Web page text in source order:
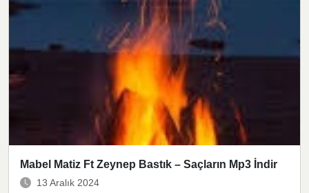
Mabel Matiz Ft Zeynep Bastık – Saçların Mp3 İndir
13 Aralık 2024